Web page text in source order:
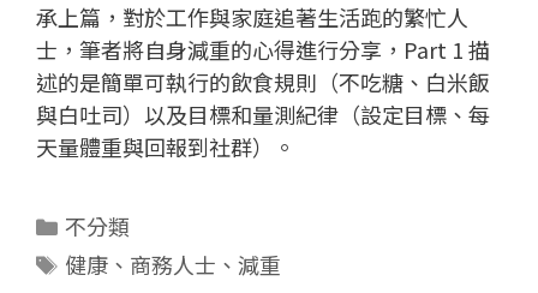
承上篇，對於工作與家庭追著生活跑的繁忙人
士，筆者將自身減重的心得進行分享，Part 1 描
述的是簡單可執行的飲食規則（不吃糖、白米飯
與白吐司）以及目標和量測紀律（設定目標、每
天量體重與回報到社群）。
分
類
不分類
標
健康、 商務人士 、 減重